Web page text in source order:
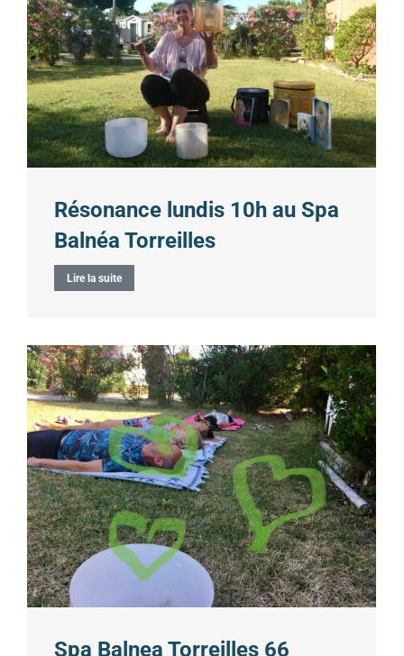
Résonance lundis 10h au Spa
Balnéa Torreilles
Lire la suite
Spa Balnea Torreilles 66